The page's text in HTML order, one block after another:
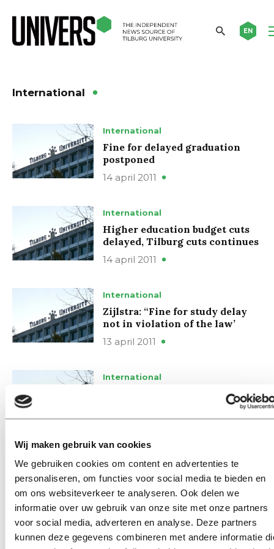
Wij maken gebruik van cookies
We gebruiken cookies om content en advertenties te
personaliseren, om functies voor social media te bieden en
om ons websiteverkeer te analyseren. Ook delen we
informatie over uw gebruik van onze site met onze partners
voor social media, adverteren en analyse. Deze partners
kunnen deze gegevens combineren met andere informatie
EN
International
International
Fine for delayed graduation
postponed
14 april 2011
International
Higher education budget cuts
delayed, Tilburg cuts continues
14 april 2011
International
Zijlstra: “Fine for study delay
not in violation of the law’
13 april 2011
International
Student Rugby Club Tarantula
13 april 2011
International
Review: Roger Waters – no
education
12 april 2011
International